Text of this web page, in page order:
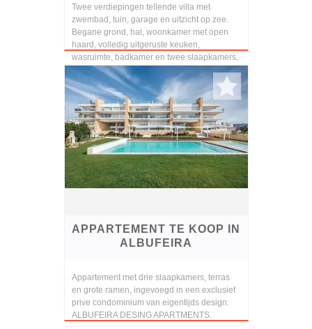
Twee verdiepingen tellende villa met
zwembad, tuin, garage en uitzicht op zee.
Begane grond, hal, woonkamer met open
haard, volledig uitgeruste keuken,
wasruimte, badkamer en twee slaapkamers,
een en suite. Op de bo...
APPARTEMENT TE KOOP IN
ALBUFEIRA
Appartement met drie slaapkamers, terras
en grote ramen, ingevoegd in een exclusief
prive condominium van eigentijds design:
ALBUFEIRA DESING APARTMENTS.